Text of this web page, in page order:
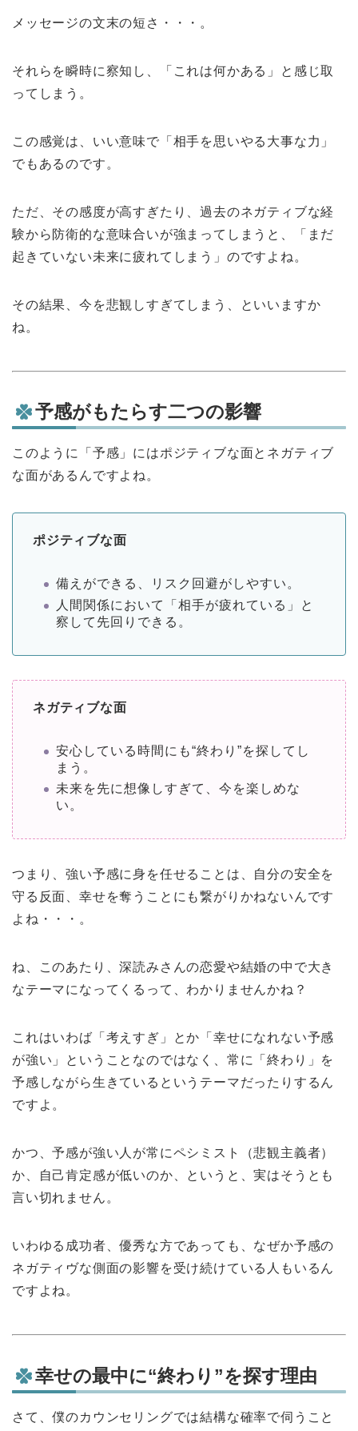
メッセージの文末の短さ・・・。
それらを瞬時に察知し、「これは何かある」と感じ取
ってしまう。
この感覚は、いい意味で「相手を思いやる大事な力」
でもあるのです。
ただ、その感度が高すぎたり、過去のネガティブな経
験から防衛的な意味合いが強まってしまうと、「まだ
起きていない未来に疲れてしまう」のですよね。
その結果、今を悲観しすぎてしまう、といいますか
ね。
予感がもたらす二つの影響
このように「予感」にはポジティブな面とネガティブ
な面があるんですよね。
ポジティブな面
備えができる、リスク回避がしやすい。
人間関係において「相手が疲れている」と
察して先回りできる。
ネガティブな面
安心している時間にも“終わり”を探してし
まう。
未来を先に想像しすぎて、今を楽しめな
い。
つまり、強い予感に身を任せることは、自分の安全を
守る反面、幸せを奪うことにも繋がりかねないんです
よね・・・。
ね、このあたり、深読みさんの恋愛や結婚の中で大き
なテーマになってくるって、わかりませんかね？
これはいわば「考えすぎ」とか「幸せになれない予感
が強い」ということなのではなく、常に「終わり」を
予感しながら生きているというテーマだったりするん
ですよ。
かつ、予感が強い人が常にペシミスト（悲観主義者）
か、自己肯定感が低いのか、というと、実はそうとも
言い切れません。
いわゆる成功者、優秀な方であっても、なぜか予感の
ネガティヴな側面の影響を受け続けている人もいるん
ですよね。
幸せの最中に“終わり”を探す理由
さて、僕のカウンセリングでは結構な確率で伺うこと